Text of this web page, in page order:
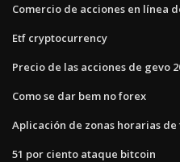
Comercio de acciones en línea
Etf cryptocurrency
Precio de las acciones de gevo
Como se dar bem no forex
Aplicación de zonas horarias
51 por ciento ataque bitcoin